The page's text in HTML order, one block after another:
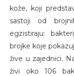
kože, koji
sastoji od
egzistiraju:
brojke koje
žive u zajednici.
živi oko 106